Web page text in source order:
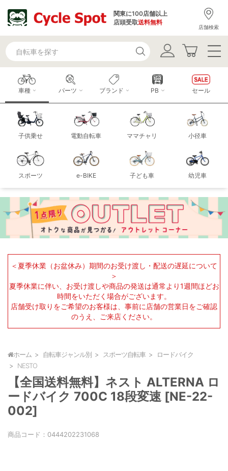
関東に100店舗以上
店頭受取送料無料
店舗検索
車種
子供乗せ 電動自転車 ママチャリ 小径車
スポーツ e-BIKE 子ども車 幼児車
パーツ ブランド PB セール
＜夏季休業（お盆休み）期間のお受け渡し・配送の遅延について
＞
夏季休業に伴い、お受け渡しや商品の発送は通常より1週間ほどお
時間をいただく場合がございます。
店舗受け取りをご希望のお客様は、事前に店舗の営業日をご確認
のうえ、ご来店ください。
ホーム 自転車ジャンル別 スポーツ自転車
ロードバイク
NESTO
【全国送料無料】ネスト ALTERNA ロ
ードバイク 700C 18段変速 [NE-22-
002]
商品コード： 0444202231068